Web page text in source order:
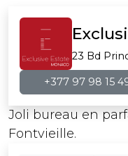
23 Bd
+377 97 98 15
Joli bureau en
Fontvieille.